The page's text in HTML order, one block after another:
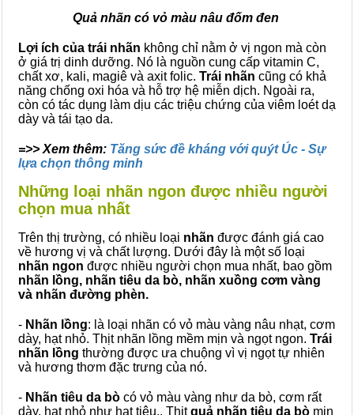
Quả nhãn có vỏ màu nâu đốm đen
Lợi ích của trái nhãn không chỉ nằm ở vị ngon mà còn
ở giá trị dinh dưỡng. Nó là nguồn cung cấp vitamin C,
chất xơ, kali, magiê và axit folic. Trái nhãn cũng có khả
năng chống oxi hóa và hỗ trợ hệ miễn dịch. Ngoài ra,
còn có tác dụng làm dịu các triệu chứng của viêm loét dạ
dày và tái tạo da.
=>> Xem thêm: Tăng sức đề kháng với quýt Úc - Sự
lựa chọn thông minh
Những loại nhãn ngon được nhiều người
chọn mua nhất
Trên thị trường, có nhiều loại nhãn được đánh giá cao
về hương vị và chất lượng. Dưới đây là một số loại
nhãn ngon được nhiều người chọn mua nhất, bao gồm
nhãn lồng, nhãn tiêu da bò, nhãn xuồng cơm vàng
và nhãn đường phèn.
- Nhãn lồng: là loại nhãn có vỏ màu vàng nâu nhạt, cơm
dày, hạt nhỏ. Thịt nhãn lồng mềm mịn và ngọt ngon. Trái
nhãn lồng thường được ưa chuộng vì vị ngọt tự nhiên
và hương thơm đặc trưng của nó.
- Nhãn tiêu da bò có vỏ màu vàng như da bò, cơm rất
dày, hạt nhỏ như hạt tiêu,. Thịtquả nhãn tiêu da bò mịn